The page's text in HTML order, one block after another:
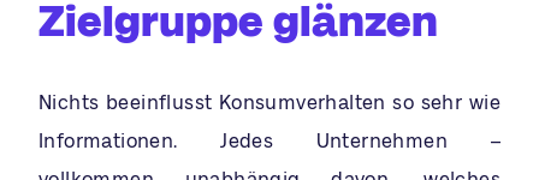
Zielgruppe glänzen
Nichts beeinflusst Konsumverhalten so sehr wie
Informationen. Jedes Unternehmen –